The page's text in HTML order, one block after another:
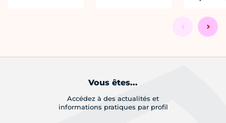
Vous êtes...
Accédez à des actualités et
informations pratiques par profil